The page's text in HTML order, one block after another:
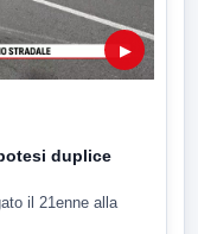
▶
duplice
il 21enne alla